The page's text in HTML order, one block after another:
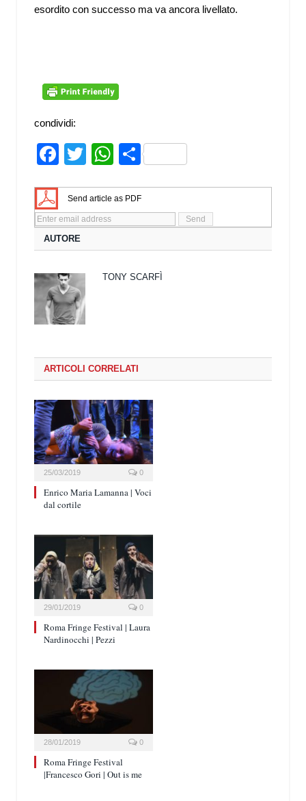
esordito con successo ma va ancora livellato.
condividi:
Facebook
TwitterWhatsApp
Share
Send article as PDF
AUTORE
TONY SCARFÌ
ARTICOLI CORRELATI
25/03/2019 0
Enrico Maria Lamanna | Voci
dal cortile
29/01/2019 0
Roma Fringe Festival | Laura
Nardinocchi | Pezzi
28/01/2019 0
Roma Fringe Festival
|Francesco Gori | Out is me